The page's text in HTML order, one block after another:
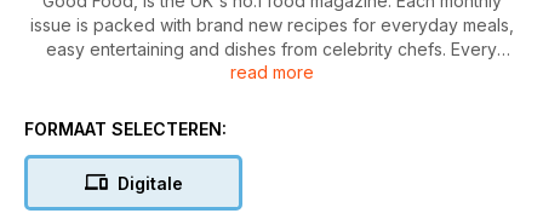
issue is packed with brand new recipes for everyday meals,
easy entertaining and dishes from celebrity chefs. Every
recipe is tested by the Good Food cookery team so you can
read more
FORMAAT SELECTEREN:
Digitale